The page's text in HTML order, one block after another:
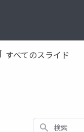
すべてのスライド
検索